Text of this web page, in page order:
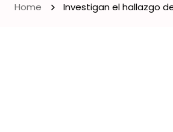
Home Investigan el hallazgo